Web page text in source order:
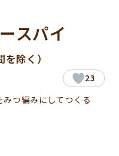
スパイ
除く）
つ編みにしてつくる
23